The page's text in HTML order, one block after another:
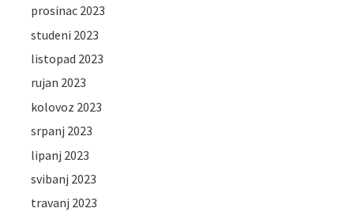
prosinac 2023
studeni 2023
listopad 2023
rujan 2023
kolovoz 2023
srpanj 2023
lipanj 2023
svibanj 2023
travanj 2023